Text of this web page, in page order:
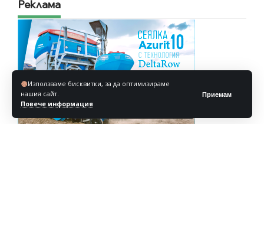
Използваме бисквитки, за да оптимизираме
нашия сайт.
Повече информация
Приемам
Реклама